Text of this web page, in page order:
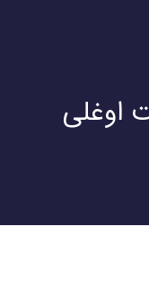
اوغلی